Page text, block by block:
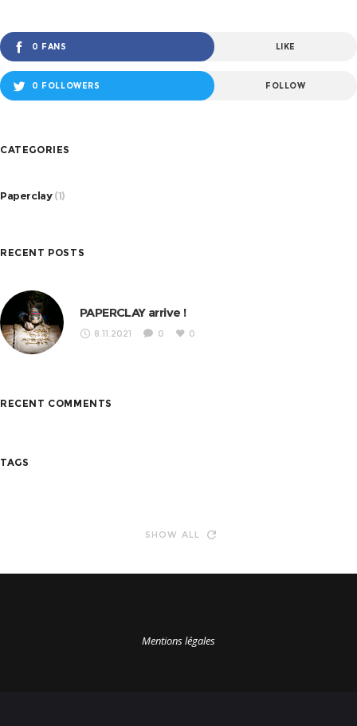
0 FANS LIKE
0 FOLLOWERS FOLLOW
CATEGORIES
Paperclay(1)
RECENT POSTS
PAPERCLAY arrive !
8.11.2021 0 0
RECENT COMMENTS
TAGS
SHOW ALL
Mentions légales